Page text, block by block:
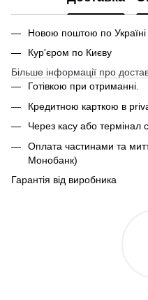
Новою поштою по Україні
Кур'єром по Києву
Більше інформації про
Готівкою при отриманні.
Кредитною карткою в
Через касу або термінал
Оплата частинами та
Монобанк)
Гарантія від виробника